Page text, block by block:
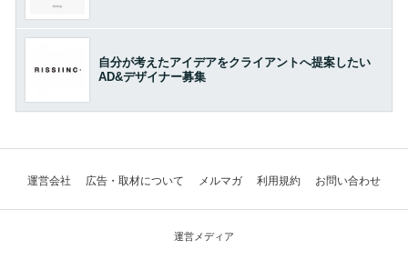
自分が考えたアイデアをクライアントへ提案したい
AD&デザイナー募集
運営会社 広告・取材について メルマガ 利用規約 お問い合わせ
運営メディア